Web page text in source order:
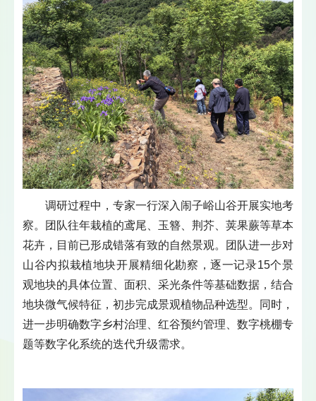
调研过程中，专家一行深入闹子峪山谷开展实地考
察。团队往年栽植的鸢尾、玉簪、荆芥、荚果蕨等草本
花卉，目前已形成错落有致的自然景观。团队进一步对
山谷内拟栽植地块开展精细化勘察，逐一记录15个景
观地块的具体位置、面积、采光条件等基础数据，结合
地块微气候特征，初步完成景观植物品种选型。同时，
进一步明确数字乡村治理、红谷预约管理、数字桃棚专
题等数字化系统的迭代升级需求。